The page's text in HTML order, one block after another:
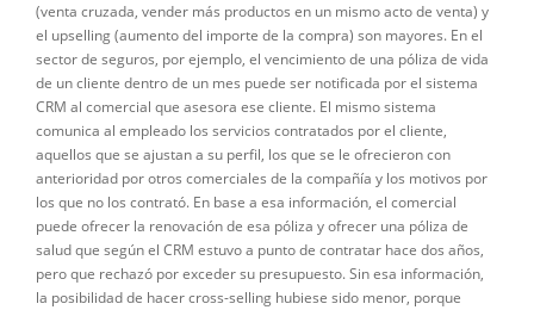
(venta cruzada, vender más productos en un mismo acto de venta) y
el upselling (aumento del importe de la compra) son mayores. En el
sector de seguros, por ejemplo, el vencimiento de una póliza de vida
de un cliente dentro de un mes puede ser notificada por el sistema
CRM al comercial que asesora ese cliente. El mismo sistema
comunica al empleado los servicios contratados por el cliente,
aquellos que se ajustan a su perfil, los que se le ofrecieron con
anterioridad por otros comerciales de la compañía y los motivos por
los que no los contrató. En base a esa información, el comercial
puede ofrecer la renovación de esa póliza y ofrecer una póliza de
salud que según el CRM estuvo a punto de contratar hace dos años,
pero que rechazó por exceder su presupuesto. Sin esa información,
la posibilidad de hacer cross-selling hubiese sido menor, porque